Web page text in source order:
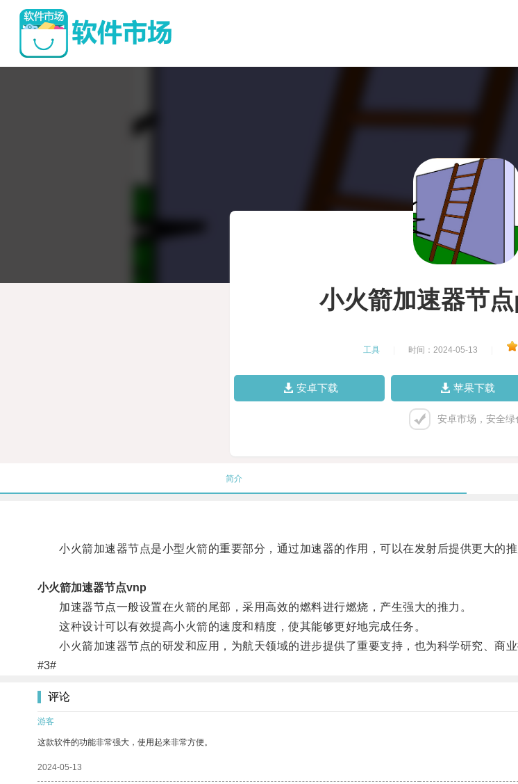
小火箭加速器节
工具 时间：2024-05-13
安卓下载 苹果下载
安卓市场，安全绿
简介
小火箭加速器节点是小型火箭的重要部分，通过加速器的作用，可以在发射后提供更大的推
小火箭加速器节点vnp
加速器节点一般设置在火箭的尾部，采用高效的燃料进行燃烧，产生强大的推力。
这种设计可以有效提高小火箭的速度和精度，使其能够更好地完成任务。
小火箭加速器节点的研发和应用，为航天领域的进步提供了重要支持，也为科学研究、商业
#3#
评论
游客
这款软件的功能非常强大，使用起来非常方便。
2024-05-13